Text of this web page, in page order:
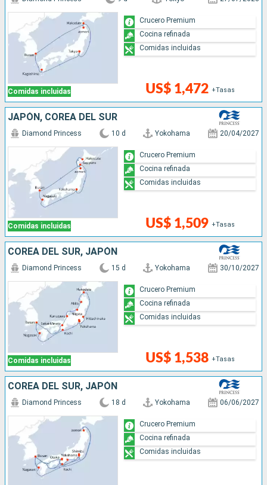
Comidas incluidas US$ 1,472 +Tasas
Crucero Premium
Cocina refinada
Comidas incluidas
JAPÓN, COREA DEL SUR
Comidas incluidas
Diamond Princess 10 d Yokohama 20/04/2027
US$ 1,509 +Tasas
Crucero Premium
Cocina refinada
Comidas incluidas
COREA DEL SUR, JAPÓN
Comidas incluidas
Diamond Princess 15 d Yokohama 30/10/2027
US$ 1,538 +Tasas
Crucero Premium
Cocina refinada
Comidas incluidas
COREA DEL SUR, JAPÓN
Diamond Princess 18 d Yokohama 06/06/2027
Crucero Premium
Cocina refinada
Comidas incluidas